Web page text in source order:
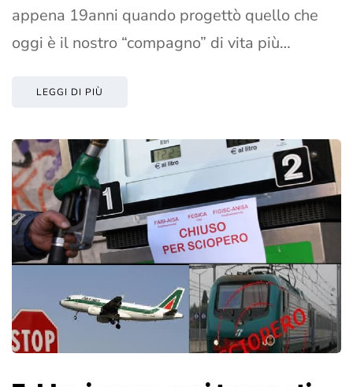
appena 19anni quando progettò quello che
oggi è il nostro “compagno” di vita più…
LEGGI DI PIÙ